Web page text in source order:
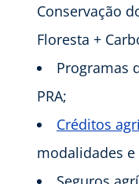
Conservação
Floresta +
Programas
PRA;
Créditos
modalidades